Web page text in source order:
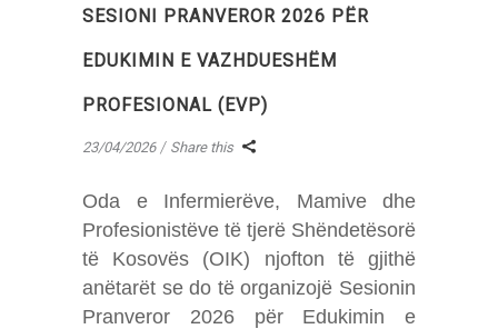
SESIONI PRANVEROR 2026 PËR
EDUKIMIN E VAZHDUESHËM
PROFESIONAL (EVP)
23/04/2026 Share this
Oda e Infermierëve, Mamive dhe
Profesionistëve të tjerë Shëndetësorë
të Kosovës (OIK) njofton të gjithë
anëtarët se do të organizojë Sesionin
Pranveror 2026 për Edukimin e